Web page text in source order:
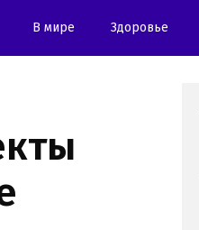
В мире Здоровье